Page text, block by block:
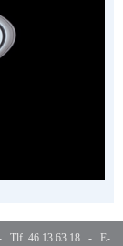
- Tlf. 46 13 63 18 - E-